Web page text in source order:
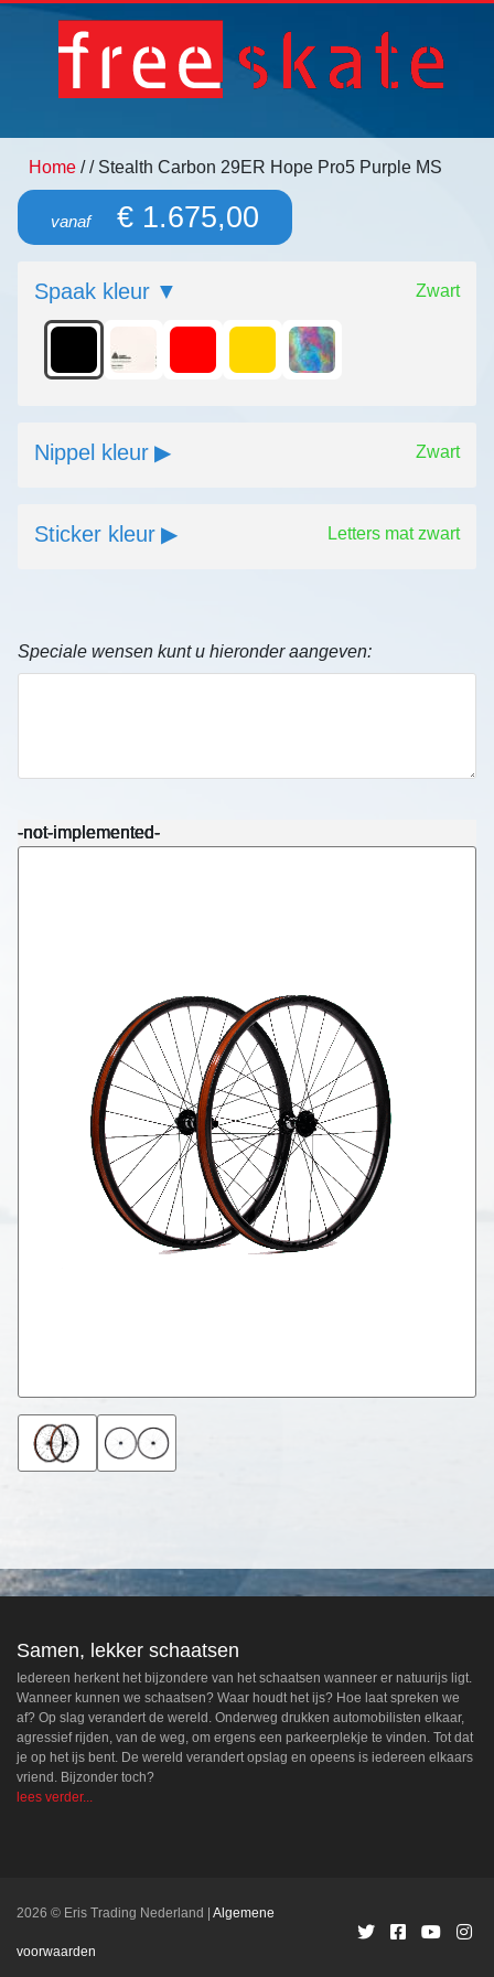
Home // Stealth Carbon 29ER Hope Pro5 Purple MS
vanaf€ 1.675,00
Spaak kleur Zwart
Nippel kleur Zwart
Sticker kleur Letters mat zwart
Speciale wensen kunt u hieronder aangeven:
-not-implemented-
-not-implemented-
-not-implemented-
-not-implemented-
Samen, lekker schaatsen
Iedereen herkent het bijzondere van het schaatsen wanneer er natuurijs ligt.
Wanneer kunnen we schaatsen? Waar houdt het ijs? Hoe laat spreken we
af? Op slag verandert de wereld. Onderweg drukken automobilisten elkaar,
agressief rijden, van de weg, om ergens een parkeerplekje te vinden. Tot dat
je op het ijs bent. De wereld verandert opslag en opeens is iedereen elkaars
vriend. Bijzonder toch?
lees verder...
2026 © Eris Trading Nederland Algemene
voorwaarden